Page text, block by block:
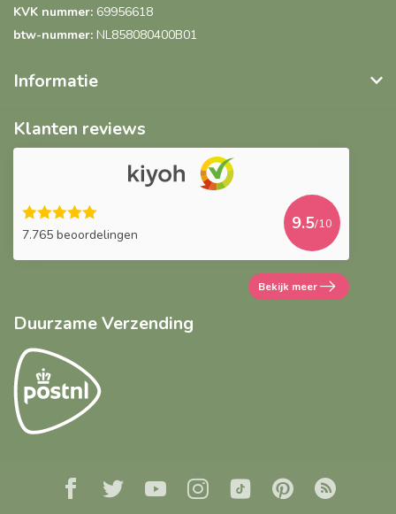
KVK nummer: 69956618
btw-nummer: NL858080400B01
Informatie
Klanten reviews
7.765 beoordelingen
9.5/10
Bekijk meer
Duurzame Verzending